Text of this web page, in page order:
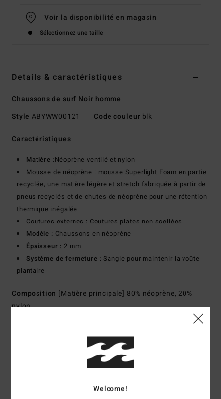
Voir la disponibilité en magasin
Sélectionnez une taille
Details & caractéristiques
Chaussons de surf Noir homme
Style ABYWW00121 Code couleur blk
Caractéristiques
Matière :Néoprène ventilé et nylon
Mousse de néoprène : mousse Superlight Foam en partie
recyclée, une matière légère et stretch fabriquée à partir de
pneus recyclés et de chutes de néoprène pour une rétention
thermique inégalée
Coutures externes : Coutures plates non scellées
Modèle : Chaussons en néoprène
Épaisseur : 2 mm
Système de fermeture : Sangle pour maintenir la voûte
plantaire
Composition [Matière principale] 80% néoprène, 20%
nylon
Livraison & Retours
Welcome!